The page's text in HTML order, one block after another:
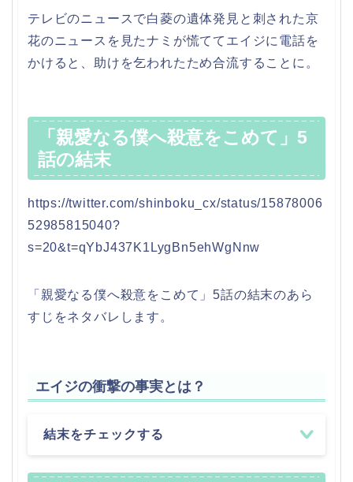
テレビのニュースで白菱の遺体発見と刺された京
花のニュースを見たナミが慌ててエイジに電話を
かけると、助けを乞われたため合流することに。
「親愛なる僕へ殺意をこめて」5
話の結末
https://twitter.com/shinboku_cx/status/15878006
52985815040?
s=20&t=qYbJ437K1LygBn5ehWgNnw
「親愛なる僕へ殺意をこめて」5話の結末のあら
すじをネタバレします。
エイジの衝撃の事実とは？
結末をチェックする